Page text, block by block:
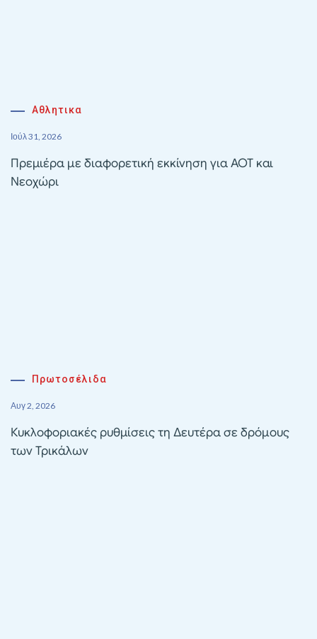
Αθλητικα
Ιούλ 31, 2026
Πρεμιέρα με διαφορετική εκκίνηση για ΑΟΤ και
Νεοχώρι
Πρωτοσέλιδα
Αυγ 2, 2026
Κυκλοφοριακές ρυθμίσεις τη Δευτέρα σε δρόμους
των Τρικάλων